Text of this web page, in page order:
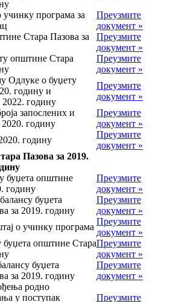
програма за
Преузмите
документ »
Стара Пазова за
Преузмите
документ »
општине Стара
Преузмите
документ »
Одлуке о буџету
годину и
2022. годину
Преузмите
документ »
запослених и
2020. годину
Преузмите
документ »
годину
Преузмите
документ »
Пазова за 2019.
буџета општине
годину
Преузмите
документ »
буџета
за 2019. годину
Преузмите
документ »
о учинку програма
Преузмите
документ »
општине СтараПреузмите
документ »
буџета
за 2019. годину
Преузмите
документ »
родно
у поступак
Преузмите